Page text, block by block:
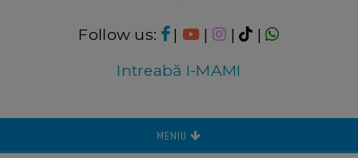
Follow us: | | |
|
Intreabă I-MAMI
MENIU